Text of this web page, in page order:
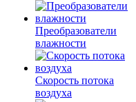
Преобразователи
влажности
Скорость потока
воздуха